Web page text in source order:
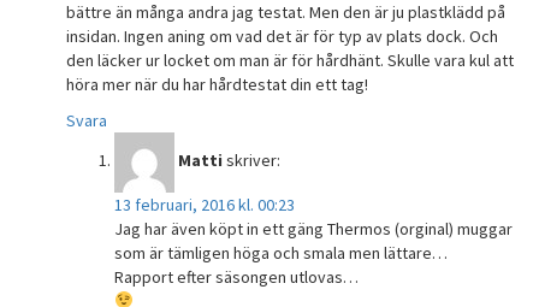
bättre än många andra jag testat. Men den är ju plastklädd på
insidan. Ingen aning om vad det är för typ av plats dock. Och
den läcker ur locket om man är för hårdhänt. Skulle vara kul att
höra mer när du har hårdtestat din ett tag!
Svara
Matti skriver:
13 februari, 2016 kl. 00:23
Jag har även köpt in ett gäng Thermos (orginal) muggar
som är tämligen höga och smala men lättare…
Rapport efter säsongen utlovas…